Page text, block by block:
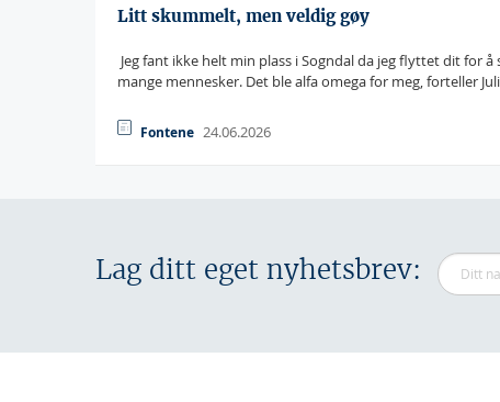
Litt skummelt, men veldig gøy
 Jeg fant ikke helt min plass i Sogndal da jeg flyttet dit
mange mennesker. Det ble alfa omega for meg, forteller
Fontene 24.06.2026
Lag ditt eget nyhetsbrev: